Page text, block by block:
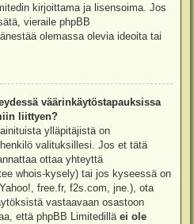
kirjoittama ja lisensoima. Jos
vieraile phpBB
olemassa olevia ideoita tai
väärinkäytöstapauksissa
liittyen?
ylläpitäjistä on
valituksillesi. Jos et tätä
ottaa yhteyttä
whois-kysely) tai jos kyseessä on
free.fr, f2s.com, jne.), ota
vastaavaan osastoon
että phpBB Limitedillä ei ole